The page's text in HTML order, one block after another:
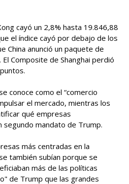
cayó un 2,8% hasta 19.846,88
el índice cayó por debajo de los
China anunció un paquete de
Composite de Shanghai perdió
conoce como el “comercio
el mercado, mientras los
qué empresas
segundo mandato de Trump.
más centradas en la
también subían porque se
más de las políticas
de Trump que las grandes